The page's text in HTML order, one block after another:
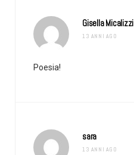
Gisella Micalizzi
13 ANNI AGO
Poesia!
sara
13 ANNI AGO